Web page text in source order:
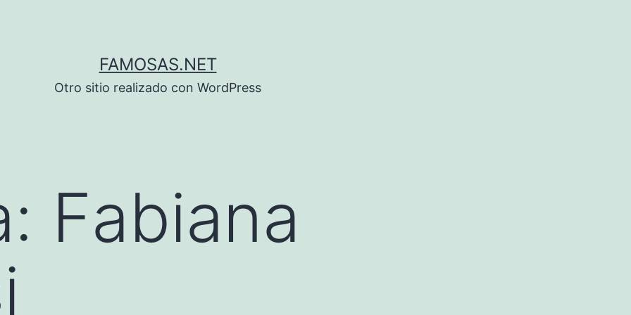
FAMOSAS.NET
Otro sitio realizado con WordPress
Fabiana